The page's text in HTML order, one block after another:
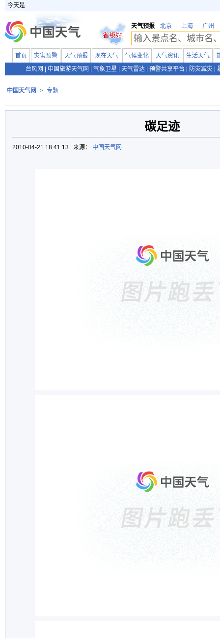
今天是
天气预报 北京 上海 广州
首页 灾害预警 天气预报 现在天气 气候变化 天气资讯 生活天气
台风网
中国旅游天气网 气象卫星 天气雷达 预警共享平台 防灾减灾
中国天气网 > 专题
碳足迹
2010-04-21 18:41:13 来源： 中国天气网